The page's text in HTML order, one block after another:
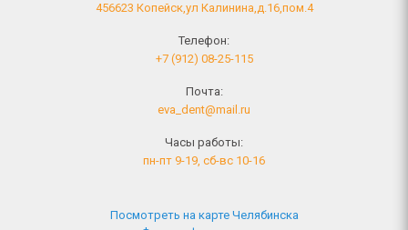
456623 Копейск,ул Калинина,д.16,пом.4
Телефон:
+7 (912) 08-25-115
Почта:
eva_dent@mail.ru
Часы работы:
пн-пт 9-19, сб-вс 10-16
Посмотреть на карте Челябинска